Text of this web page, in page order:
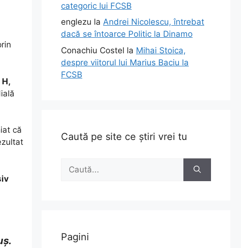
că
categoric lui FCSB
englezu la Andrei Nicolescu, întrebat
dacă se întoarce Politic la Dinamo
Conachiu Costel la Mihai Stoica,
despre viitorul lui Marius Baciu la
FCSB
Caută pe site ce știri vrei tu
după:
Pagini